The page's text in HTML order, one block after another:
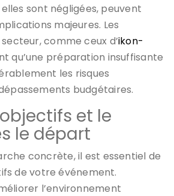
elles sont négligées, peuvent
majeures. Les
comme ceux d’ikon-
qu’une préparation insuffisante
les risques
budgétaires.
et le
le départ
concrète, il est essentiel de
de votre événement.
l’environnement